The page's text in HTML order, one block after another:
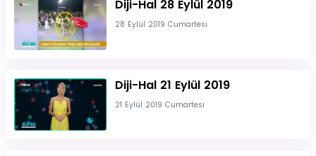
Diji-Hal 28 Eylül 2019
28 Eylül 2019 Cumartesi
Diji-Hal 21 Eylül 2019
21 Eylül 2019 Cumartesi